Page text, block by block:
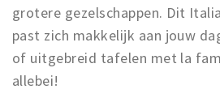
grotere gezelschappen. Dit
past zich makkelijk aan jouw
of uitgebreid tafelen met la
allebei!